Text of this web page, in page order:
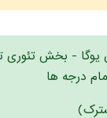
یوگا - بخش تئوری
درجه ها